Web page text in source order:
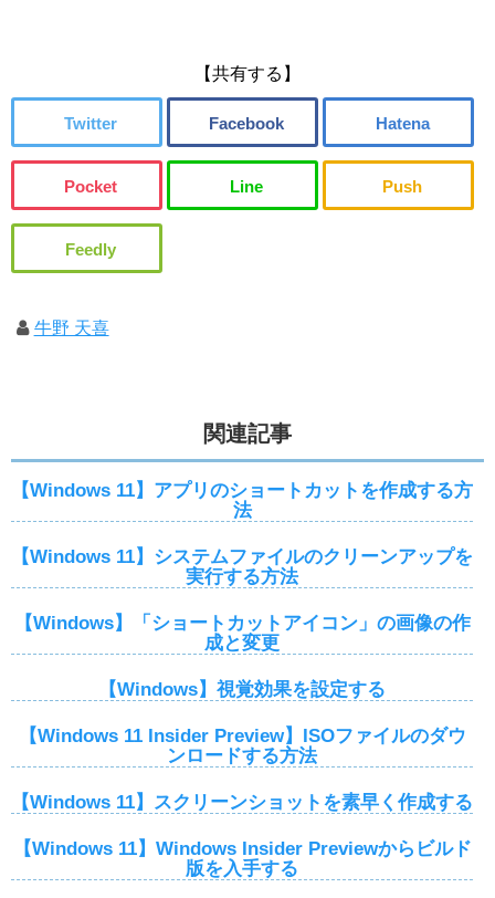
【共有する】
牛野 天喜
関連記事
【Windows 11】アプリのショートカットを作成する方
法
【Windows 11】システムファイルのクリーンアップを
実行する方法
【Windows】「ショートカットアイコン」の画像の作
成と変更
【Windows】視覚効果を設定する
【Windows 11 Insider Preview】ISOファイルのダウ
ンロードする方法
【Windows 11】スクリーンショットを素早く作成する
【Windows 11】Windows Insider Previewからビルド
版を入手する